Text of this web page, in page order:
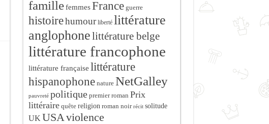
famille femmes France guerre
histoirehumour liberté littérature
anglophonelittérature belge
littérature francophone
littérature française littérature
hispanophone nature NetGalley
pauvreté politique premier roman Prix
littéraire quête religion roman noir récit solitude
UK USA violence